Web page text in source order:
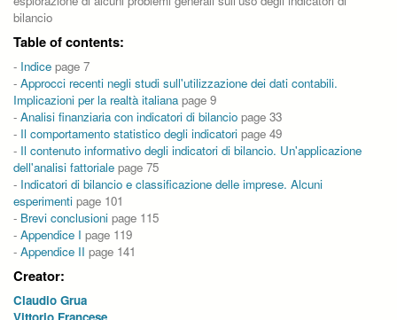
bilancio
Table of contents:
- Indice page 7
- Approcci recenti negli studi sull'utilizzazione dei dati contabili.
Implicazioni per la realtà italiana page 9
- Analisi finanziaria con indicatori di bilancio page 33
- Il comportamento statistico degli indicatori page 49
- Il contenuto informativo degli indicatori di bilancio. Un'applicazione
dell'analisi fattoriale page 75
- Indicatori di bilancio e classificazione delle imprese. Alcuni
esperimenti page 101
- Brevi conclusioni page 115
- Appendice I page 119
- Appendice II page 141
Creator:
Claudio Grua